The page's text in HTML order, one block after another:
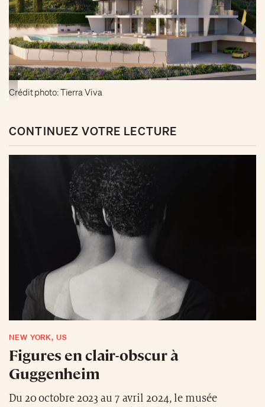
Crédit photo: Tierra Viva
CONTINUEZ VOTRE LECTURE
NEW YORK, US
Figures en clair-obscur à
Guggenheim
Du 20 octobre 2023 au 7 avril 2024, le musée